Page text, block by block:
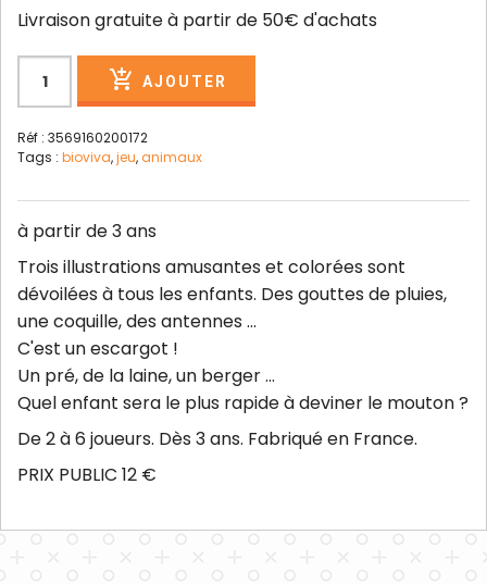
Livraison gratuite à partir de 50€ d'achats
AJOUTER
Réf : 3569160200172
Tags : bioviva,jeu,animaux
à partir de 3 ans
Trois illustrations amusantes et colorées sont
dévoilées à tous les enfants. Des gouttes de pluies,
une coquille, des antennes ...
C'est un escargot !
Un pré, de la laine, un berger ...
Quel enfant sera le plus rapide à deviner le mouton ?
De 2 à 6 joueurs. Dès 3 ans. Fabriqué en France.
PRIX PUBLIC 12 €